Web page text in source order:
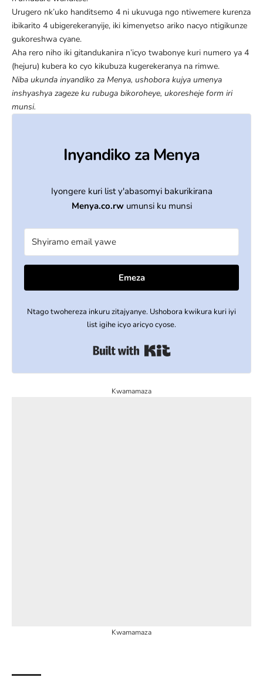
Urugero nk’uko handitsemo 4 ni ukuvuga ngo ntiwemere kurenza
ibikarito 4 ubigerekeranyije, iki kimenyetso ariko nacyo ntigikunze
gukoreshwa cyane.
Aha rero niho iki gitandukanira n’icyo twabonye kuri numero ya 4
(hejuru) kubera ko cyo kikubuza kugerekeranya na rimwe.
Niba ukunda inyandiko za Menya, ushobora kujya umenya
inshyashya zageze ku rubuga bikoroheye, ukoresheje form iri
munsi.
Inyandiko za Menya
Iyongere kuri list y'abasomyi bakurikirana
Menya.co.rw umunsi ku munsi
Emeza
Ntago twohereza inkuru zitajyanye. Ushobora kwikura kuri iyi
list igihe icyo aricyo cyose.
Kwamamaza
Kwamamaza